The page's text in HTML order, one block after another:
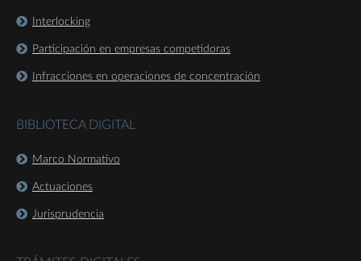
Interlocking
Participación en empresas competidoras
Infracciones en operaciones de concentración
BIBLIOTECA DIGITAL
Marco Normativo
Actuaciones
Jurisprudencia